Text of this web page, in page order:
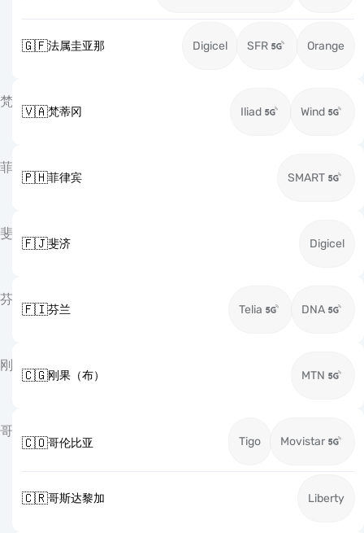
🇬🇫法属圭亚那 Digicel SFR Orange
梵
🇻🇦梵蒂冈 Iliad Wind
菲
🇵🇭菲律宾 SMART
斐
🇫🇯斐济 Digicel
芬
🇫🇮芬兰 Telia DNA
刚
🇨🇬刚果（布） MTN
哥
🇨🇴哥伦比亚 Tigo Movistar
🇨🇷哥斯达黎加 Liberty